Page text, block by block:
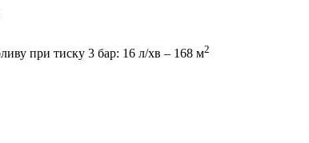
при тиску 3 бар: 16 л/хв – 168 м2